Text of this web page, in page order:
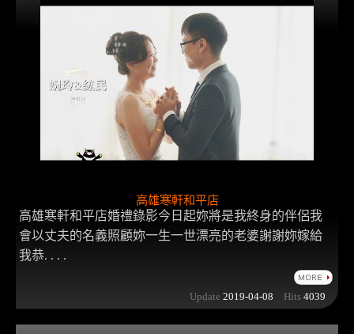
高雄寒軒和平店
高雄寒軒和平店婚禮錄影今日起妳將是我終身的伴侶我
會以丈夫的名義照顧妳一生一世漂亮的老婆謝謝妳嫁給
我恭. . . .
Update 2019-04-08 Hits 4039